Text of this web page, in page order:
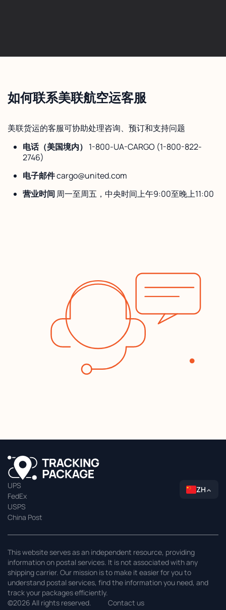
如何联系美联航空运客服
美联货运的客服可协助处理咨询、预订和支持问题
电话（美国境内） 1-800-UA-CARGO (1-800-822-
2746)
电子邮件cargo@united.com
营业时间 周一至周五，中央时间上午9:00至晚上11:00
UPS
FedEx
USPS
China Post
ZH
This website serves as an independent resource, providing
information on postal services. It is not associated with any
shipping carrier. Our mission is to make it easier for you to
understand postal services, find the information you need, and
track your packages efficiently.
©2026 All rights reserved.
Contact us